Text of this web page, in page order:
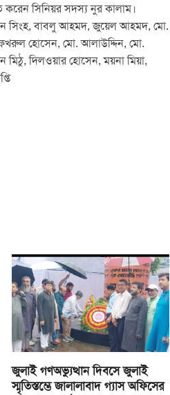
সিনিয়র সদস্য নুর কালাম।
সিংহ, বাবলু আহমদ, জুয়েল আহমদ, মো.
হোসেন, মো. আলাউদ্দিন, মো.
দিলওয়ার হোসেন, ময়না মিয়া,
জুলাই গণঅভ্যুত্থান দিবসে জুলাই
স্মৃতিস্তম্ভে জালালাবাদ গ্যাস অফিসের